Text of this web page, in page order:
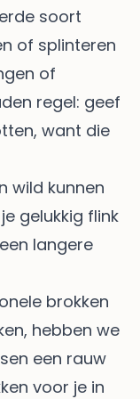
soort
of splinteren
of
regel: geef
want die
wild kunnen
gelukkig flink
langere
brokken
hebben we
een rauw
voor je in